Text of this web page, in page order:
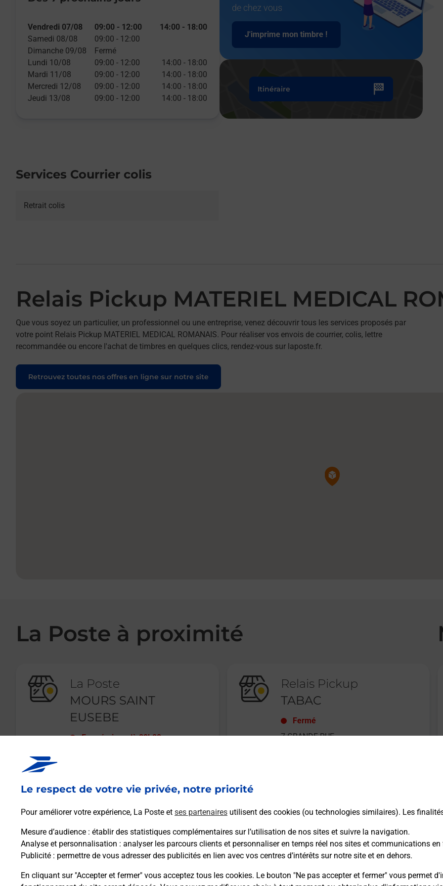
Le respect de votre vie privée, notre priorité
Pour améliorer votre expérience, La Poste et ses partenaires utilisent des cookies (ou technologies similaires). Les
Mesure d’audience : établir des statistiques complémentaires sur l’utilisation de nos sites et suivre la navigation.
Analyse et personnalisation : analyser les parcours clients et personnaliser en temps réel nos sites et communications
Publicité : permettre de vous adresser des publicités en lien avec vos centres d’intérêts sur notre site et en dehors.
En cliquant sur "Accepter et fermer" vous acceptez tous les cookies. Le bouton "Ne pas accepter et fermer" vous permet
Vendredi 07/08 09:00 - 12:00 14:00 - 18:00
Samedi 08/08
09:00 - 12:00
Dimanche 09/08
Fermé
Lundi 10/08
09:00 - 12:00 14:00 - 18:00
Mardi 11/08
09:00 - 12:00 14:00 - 18:00
Mercredi 12/08
09:00 - 12:00 14:00 - 18:00
Jeudi 13/08
09:00 - 12:00 14:00 - 18:00
de chez vous
J'imprime mon timbre !
Itinéraire
Services Courrier colis
Retrait colis
Relais Pickup MATERIEL MEDICAL
Que vous soyez un particulier, un professionnel ou une entreprise, venez découvrir tous les services proposés par
votre point Relais Pickup MATERIEL MEDICAL ROMANAIS. Pour réaliser vos envois de courrier, colis, lettre
recommandée ou encore l'achat de timbres en quelques clics, rendez-vous sur laposte.fr.
Retrouvez toutes nos offres en ligne sur notre site
Pin de la carte
La Poste à proximité
La Poste
MOURS SAINT
EUSEBE
Fermé-jusqu'à 09h00
En savoir plus
Relais Pickup
TABAC
Fermé
7 GRANDE RUE